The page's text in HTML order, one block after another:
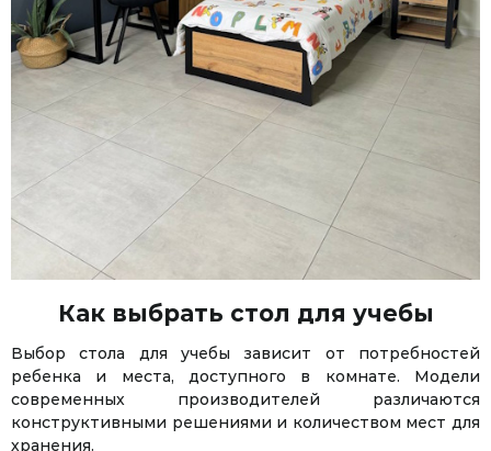
Как выбрать стол для учебы
Выбор стола для учебы зависит от потребностей
ребенка и места, доступного в комнате. Модели
современных производителей различаются
конструктивными решениями и количеством мест для
хранения.